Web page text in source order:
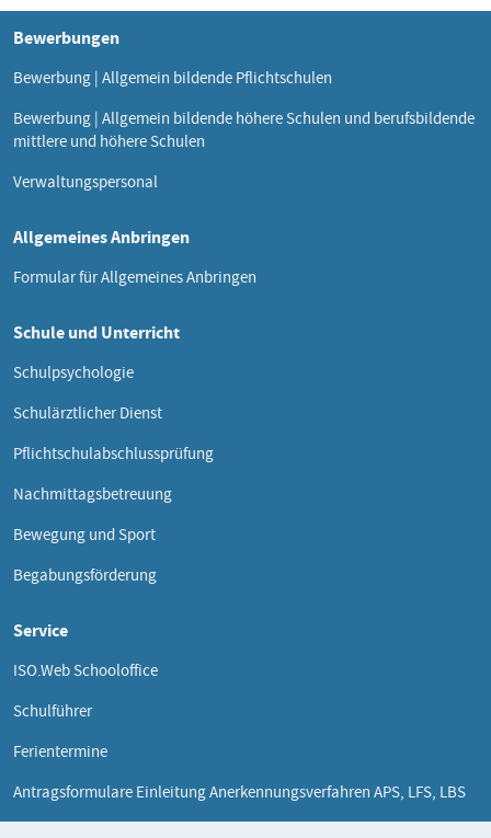
Bewerbungen
Bewerbung | Allgemein bildende Pflichtschulen
Bewerbung | Allgemein bildende höhere Schulen und berufsbildende
mittlere und höhere Schulen
Verwaltungspersonal
Allgemeines Anbringen
Formular für Allgemeines Anbringen
Schule und Unterricht
Schulpsychologie
Schulärztlicher Dienst
Pflichtschulabschlussprüfung
Nachmittagsbetreuung
Bewegung und Sport
Begabungsförderung
Service
ISO.Web Schooloffice
Schulführer
Ferientermine
Antragsformulare Einleitung Anerkennungsverfahren APS, LFS, LBS